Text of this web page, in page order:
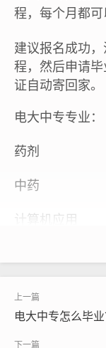
程，每个月都可
建议报名成功
程，然后申请
证自动寄回家。
电大中专专业：
药剂
中药
计算机应用
市场营销
电大中专怎么毕业